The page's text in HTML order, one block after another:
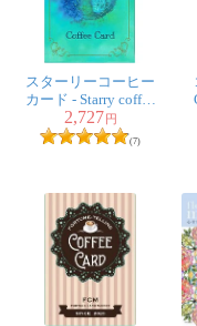
スターリーコーヒー
カード - Starry coffee
card
2,727円
(7)